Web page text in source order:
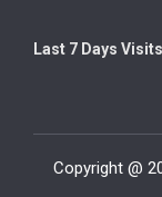
Last 7 Days
Copyright @